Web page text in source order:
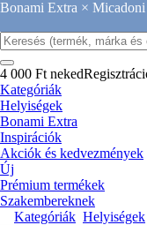
Bonami Extra × Micadoni
4 000 Ft neked
Kategóriák
Helyiségek
Bonami Extra
Inspirációk
Akciók és kedvezmények
Új
Prémium termékek
Szakembereknek
Kategóriák Helyiségek